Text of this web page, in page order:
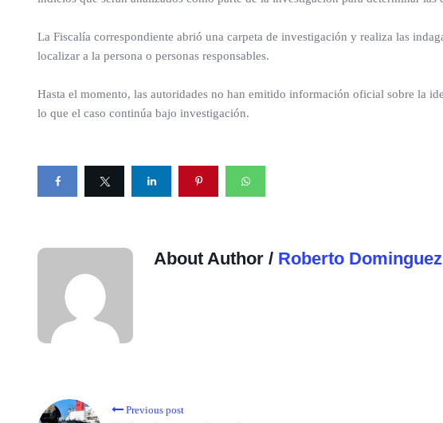
La Fiscalía correspondiente abrió una carpeta de investigación y realiza las
localizar a la persona o personas responsables.
Hasta el momento, las autoridades no han emitido información oficial sobre la
lo que el caso continúa bajo investigación.
About Author / Roberto Dominguez
Previous post